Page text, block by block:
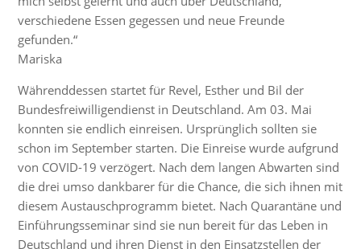
verschiedene Essen gegessen und neue Freunde
gefunden.“
Mariska
Währenddessen startet für Revel, Esther und Bil der
Bundesfreiwilligendienst in Deutschland. Am 03. Mai
konnten sie endlich einreisen. Ursprünglich sollten sie
schon im September starten. Die Einreise wurde aufgrund
von COVID-19 verzögert. Nach dem langen Abwarten sind
die drei umso dankbarer für die Chance, die sich ihnen mit
diesem Austauschprogramm bietet. Nach Quarantäne und
Einführungsseminar sind sie nun bereit für das Leben in
Deutschland und ihren Dienst in den Einsatzstellen der